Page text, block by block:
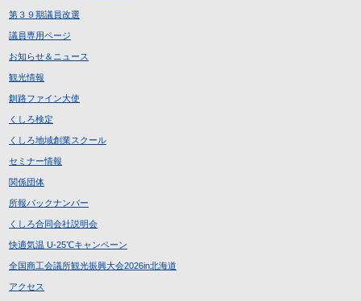
第３９期議員改選
議員専用ページ
お知らせ＆ニュース
観光情報
釧路ファイン大使
くしろ検定
くしろ地域創業スクール
セミナー情報
関係団体
所報バックナンバー
くしろ合同会社説明会
快適気温 U-25℃キャンペーン
全国商工会議所観光振興大会2026in北海道
アクセス